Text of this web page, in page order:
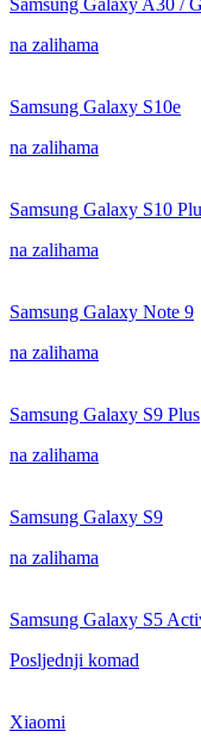
Samsung Galaxy A30 /
na zalihama
Samsung Galaxy S10e
na zalihama
Samsung Galaxy S10
na zalihama
Samsung Galaxy Note 9
na zalihama
Samsung Galaxy S9 Plus
na zalihama
Samsung Galaxy S9
na zalihama
Samsung Galaxy S5
Posljednji komad
Xiaomi